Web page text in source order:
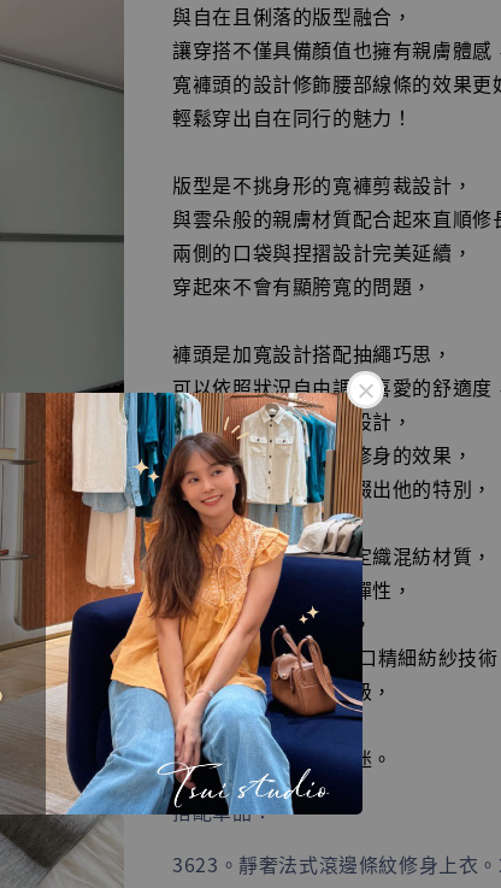
與自在且俐落的版型融合，
讓穿搭不僅具備顏值也擁有親膚體感
寬褲頭的設計修飾腰部線條的效果更
輕鬆穿出自在同行的魅力！
版型是不挑身形的寬褲剪裁設計，
與雲朵般的親膚材質配合起來直順修
兩側的口袋與捏摺設計完美延續，
穿起來不會有顯胯寬的問題，
褲頭是加寬設計搭配抽繩巧思，
可以依照狀況自由調整喜愛的舒適度
身上還有立體中線的設計，
打造腿部線條立體而修身的效果，
最後用背後單口袋點綴出他的特別，
採用韓國進口黑科技定織混紡材質，
讓成品質料緊密自帶彈性，
穿著活動自如不緊繃，
環保可循環再生× 進口精細紡紗技術
讓表面面料質感更高級，
垂墜抗皺性也優越，
透氣效果更是令人著迷。
搭配單品：
3623。靜奢法式滾邊條紋修身上衣